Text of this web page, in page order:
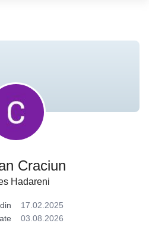
Craciun
Hadareni
17.02.2025
03.08.2026